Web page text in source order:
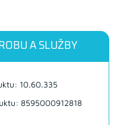
A SLUŽBY
10.60.335
8595000912818